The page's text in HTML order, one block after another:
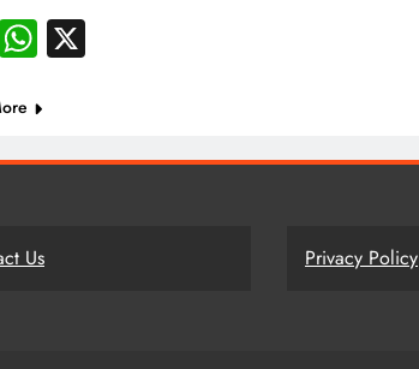
WhatsApp
X
Us Privacy Policy